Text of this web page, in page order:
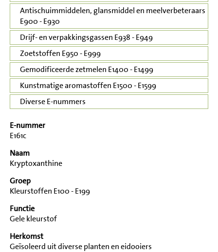
Antischuimmiddelen, glansmiddel en meelverbeteraars
E900 - E930
Drijf- en verpakkingsgassen E938 - E949
Zoetstoffen E950 - E999
Gemodificeerde zetmelen E1400 - E1499
Kunstmatige aromastoffen E1500 - E1599
Diverse E-nummers
E-nummer
E161c
Naam
Kryptoxanthine
Groep
Kleurstoffen E100 - E199
Functie
Gele kleurstof
Herkomst
Geïsoleerd uit diverse planten en eidooiers